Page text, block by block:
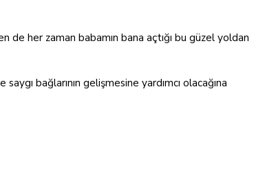
de her zaman babamın bana açtığı bu güzel yoldan
bağlarının gelişmesine yardımcı olacağına